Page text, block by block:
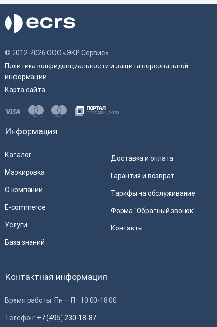
© 2012-2026 ООО «ЭКР Сервис»
Политика конфиденциальности и защита персональной
информации
Карта сайта
Информация
Каталог
Маркировка
О компании
E-commerce
Услуги
База знаний
Доставка и оплата
Гарантия и возврат
Тарифы на обслуживание
Форма "Обратный звонок"
Контакты
Контактная информация
Время работы: Пн — Пт 10:00-18:00
Телефон: +7 (495) 230-18-87